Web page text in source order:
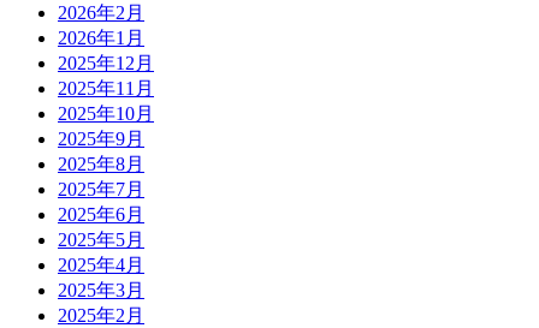
2026年2月
2026年1月
2025年12月
2025年11月
2025年10月
2025年9月
2025年8月
2025年7月
2025年6月
2025年5月
2025年4月
2025年3月
2025年2月